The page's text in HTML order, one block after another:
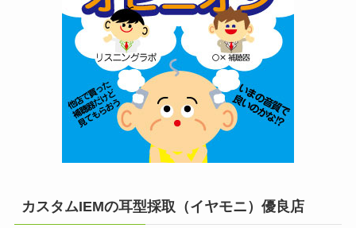
カスタムIEMの耳型採取（イヤモニ）優良店